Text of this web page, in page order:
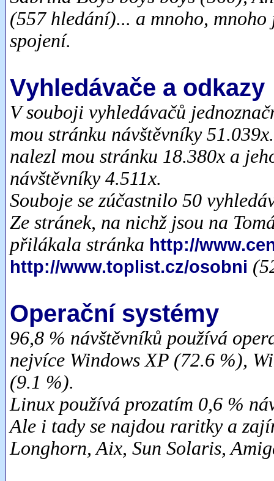
(557 hledání)... a mnoho,
spojení.
Vyhledávače a odkazy
V souboji vyhledávačů
mou stránku návštěvníky
nalezl mou stránku 18.380x a
návštěvníky 4.511x.
Souboje se zúčastnilo 50
Ze stránek, na nichž jsou na
přilákala stránka http://
http://www.toplist.cz/osobni
Operační systémy
96,8 % návštěvníků používá
nejvíce Windows XP (72.6 %),
(9.1 %).
Linux používá prozatím 0,6 %
Ale i tady se najdou raritky a
Longhorn, Aix, Sun Solaris,